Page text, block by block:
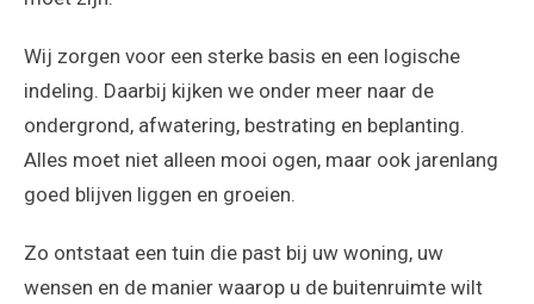
Wij zorgen voor een sterke basis en een logische
indeling. Daarbij kijken we onder meer naar de
ondergrond, afwatering, bestrating en beplanting.
Alles moet niet alleen mooi ogen, maar ook jarenlang
goed blijven liggen en groeien.
Zo ontstaat een tuin die past bij uw woning, uw
wensen en de manier waarop u de buitenruimte wilt